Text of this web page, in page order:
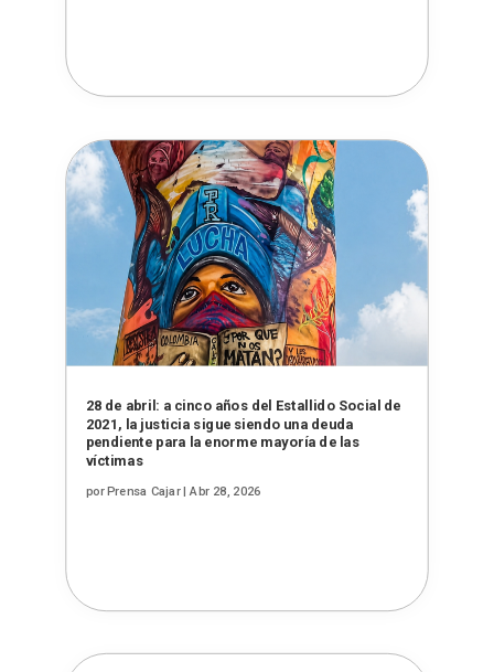
28 de abril: a cinco años del Estallido Social de
2021, la justicia sigue siendo una deuda
pendiente para la enorme mayoría de las
víctimas
porPrensa Cajar| Abr 28, 2026